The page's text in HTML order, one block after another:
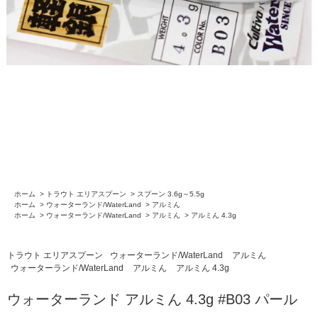
ホーム > トラウト エリアスプーン > スプーン 3.6g～5.5g
ホーム
> ウォーターランド/WaterLand > アルミん
ホーム
> ウォーターランド/WaterLand > アルミん > アルミん 4.3g
トラウト エリアスプーン ウォーターランド/WaterLand
アルミん
ウォーターランド/WaterLand
アルミん アルミん 4.3g
ウォーターランド アルミん 4.3g #B03 パール